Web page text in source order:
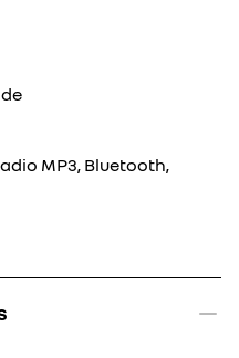
MP3, Bluetooth,